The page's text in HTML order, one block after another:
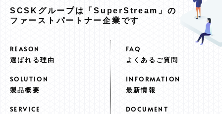
SCSKグループは「SuperStream」の
ファーストパートナー企業です
選ばれる理由
製品概要
よくあるご質問
最新情報